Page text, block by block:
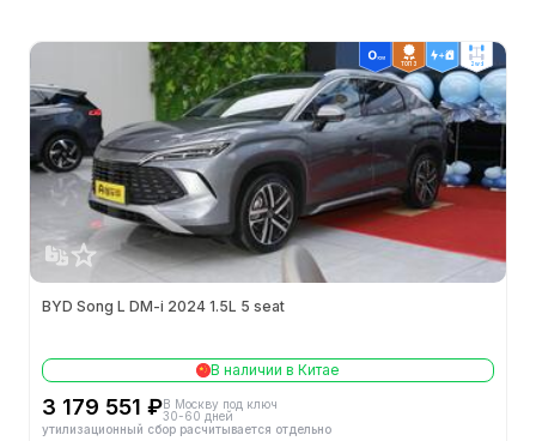
Энергопотребление (кВт·ч/100км) 16.5
Гарантия в Китае 6年或15万公里
Тип кузова
Класс
Производитель 比亚迪
Официальная цена
ТОП 3 2wd
BYD Song L DM-i 2024 1.5L 5 seat
В наличии в Китае
3 179 551 ₽В Москву под ключ
30-60 дней
утилизационный сбор расчитывается отдельно